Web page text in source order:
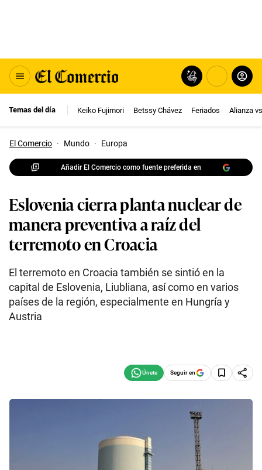
Temas del día Keiko Fujimori Betssy Chávez Feriados Alianza
El Comercio · Mundo · Europa
Añadir El Comercio como fuente preferida en
Eslovenia cierra planta nuclear de
manera preventiva a raíz del
terremoto en Croacia
El terremoto en Croacia también se sintió en la
capital de Eslovenia, Liubliana, así como en varios
países de la región, especialmente en Hungría y
Austria
Seguir en